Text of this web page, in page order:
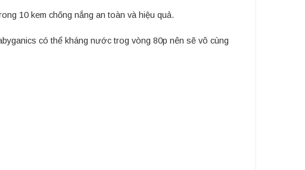
10 kem chống nắng an toàn và hiệu quả.
có thể kháng nước trog vòng 80p nên sẽ vô cùng